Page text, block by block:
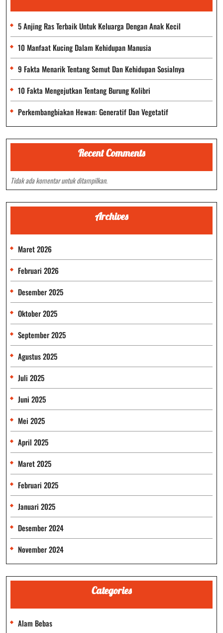
5 Anjing Ras Terbaik Untuk Keluarga Dengan Anak Kecil
10 Manfaat Kucing Dalam Kehidupan Manusia
9 Fakta Menarik Tentang Semut Dan Kehidupan Sosialnya
10 Fakta Mengejutkan Tentang Burung Kolibri
Perkembangbiakan Hewan: Generatif Dan Vegetatif
Recent Comments
Tidak ada komentar untuk ditampilkan.
Archives
Maret 2026
Februari 2026
Desember 2025
Oktober 2025
September 2025
Agustus 2025
Juli 2025
Juni 2025
Mei 2025
April 2025
Maret 2025
Februari 2025
Januari 2025
Desember 2024
November 2024
Categories
Alam Bebas